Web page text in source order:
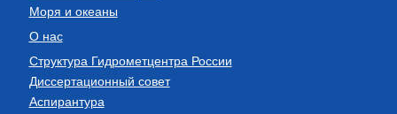
Моря и океаны
О нас
Структура Гидрометцентра России
Диссертационный совет
Аспирантура